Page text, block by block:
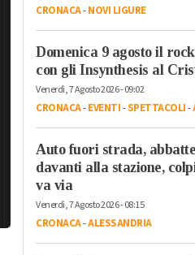
CRONACA-NOVI LIGURE
Domenica 9 agosto il
con gli Insynthesis al
Venerdì, 7 Agosto 2026 - 09:02
CRONACA-EVENTI-SPETTACOLI-
Auto fuori strada,
davanti alla stazione,
va via
Venerdì, 7 Agosto 2026 - 08:15
CRONACA-ALESSANDRIA